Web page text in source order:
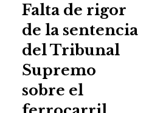
Falta de rigor
de la sentencia
del Tribunal
Supremo
sobre el